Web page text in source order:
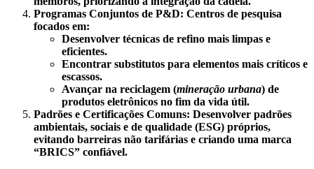
Programas Conjuntos de P&D: Centros de pesquisa
focados em:
Desenvolver técnicas de refino mais limpas e
eficientes.
Encontrar substitutos para elementos mais críticos e
escassos.
Avançar na reciclagem (mineração urbana) de
produtos eletrônicos no fim da vida útil.
Padrões e Certificações Comuns: Desenvolver padrões
ambientais, sociais e de qualidade (ESG) próprios,
evitando barreiras não tarifárias e criando uma marca
“BRICS” confiável.